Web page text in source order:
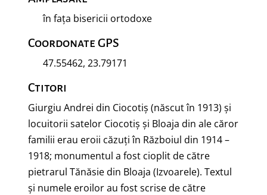
în fața bisericii ortodoxe
Coordonate GPS
47.55462, 23.79171
Ctitori
Giurgiu Andrei din Ciocotiș (născut în 1913) și
locuitorii satelor Ciocotiș și Bloaja din ale căror
familii erau eroii căzuți în Războiul din 1914 –
1918; monumentul a fost cioplit de către
pietrarul Tănăsie din Bloaja (Izvoarele). Textul
şi numele eroilor au fost scrise de către